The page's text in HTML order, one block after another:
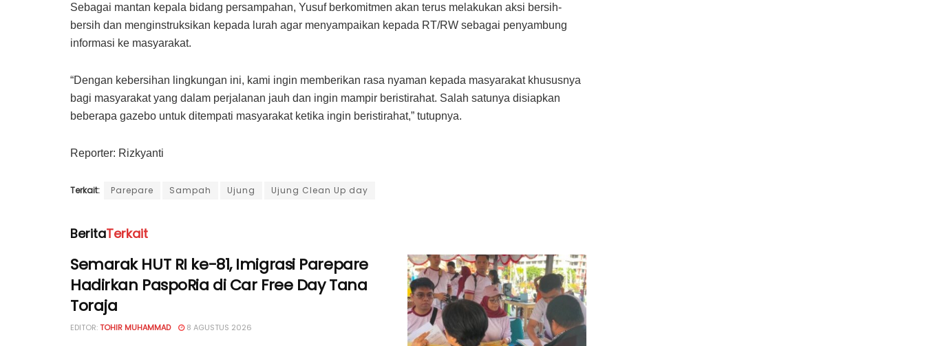
Sebagai mantan kepala bidang persampahan, Yusuf berkomitmen akan terus melakukan aksi bersih-
bersih dan menginstruksikan kepada lurah agar menyampaikan kepada RT/RW sebagai penyambung
informasi ke masyarakat.
“Dengan kebersihan lingkungan ini, kami ingin memberikan rasa nyaman kepada masyarakat khususnya
bagi masyarakat yang dalam perjalanan jauh dan ingin mampir beristirahat. Salah satunya disiapkan
beberapa gazebo untuk ditempati masyarakat ketika ingin beristirahat,” tutupnya.
Reporter: Rizkyanti
Terkait: Parepare Sampah Ujung Ujung Clean Up day
BeritaTerkait
Semarak HUT RI ke-81, Imigrasi Parepare
Hadirkan PaspoRia di Car Free Day Tana
Toraja
EDITOR:TOHIR MUHAMMAD 8 AGUSTUS 2026